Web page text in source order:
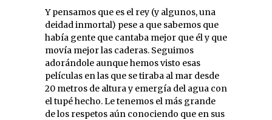
Y pensamos que es el rey (y algunos, una
deidad inmortal) pese a que sabemos que
había gente que cantaba mejor que él y que
movía mejor las caderas. Seguimos
adorándole aunque hemos visto esas
películas en las que se tiraba al mar desde
20 metros de altura y emergía del agua con
el tupé hecho. Le tenemos el más grande
de los respetos aún conociendo que en sus